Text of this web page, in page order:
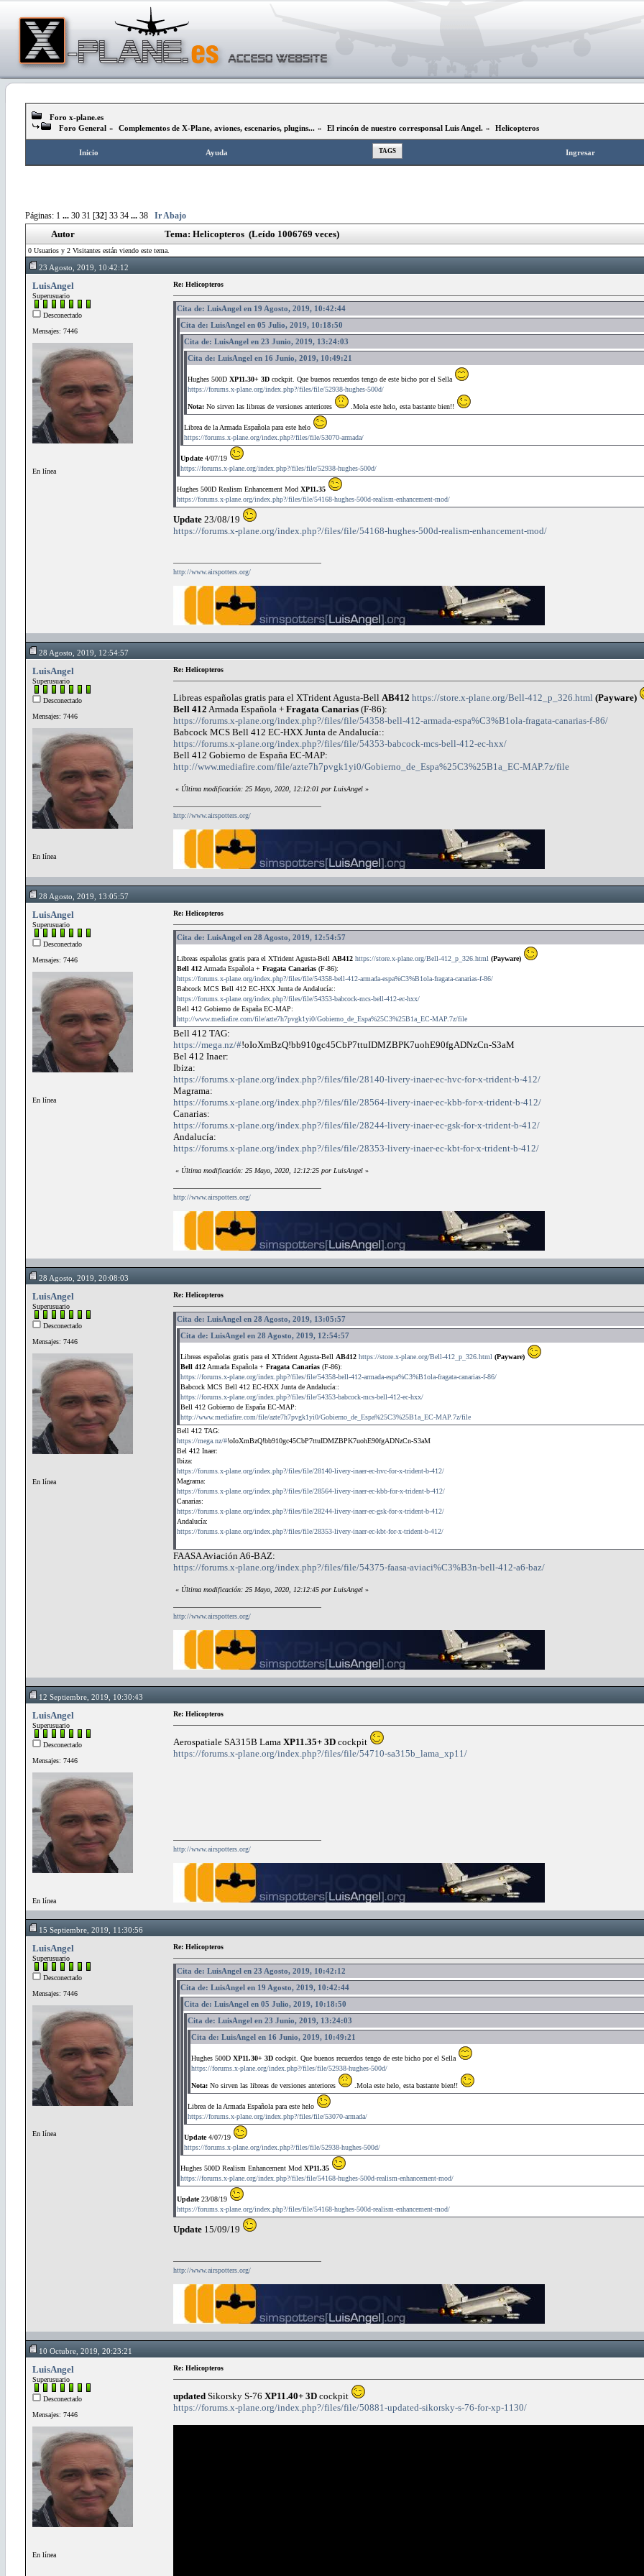
Foro x-plane.es
Foro General » Complementos de X-Plane, aviones, escenarios, plugins... » El rincón de nuestro corresponsal Luis Angel. » Helicopteros
Inicio Ayuda TAGS Ingresar
Páginas: 1 ... 30 31 [32] 33 34 ... 38 Ir Abajo
Autor Tema: Helicopteros (Leído 1006769 veces)
0 Usuarios y 2 Visitantes están viendo este tema.
23 Agosto, 2019, 10:42:12
LuisAngel
Superusuario
Desconectado
Mensajes: 7446
En línea
Re: Helicopteros
Cita de: LuisAngel en 19 Agosto, 2019, 10:42:44
Cita de: LuisAngel en 05 Julio, 2019, 10:18:50
Cita de: LuisAngel en 23 Junio, 2019, 13:24:03
Cita de: LuisAngel en 16 Junio, 2019, 10:49:21
Hughes 500D XP11.30+ 3D cockpit. Que buenos recuerdos tengo de este bicho por el Sella
https://forums.x-plane.org/index.php?/files/file/52938-hughes-500d/
Nota: No sirven las libreas de versiones anteriores .Mola este helo, esta bastante bien!!
Librea de la Armada Española para este helo
https://forums.x-plane.org/index.php?/files/file/53070-armada/
Update4/07/19
https://forums.x-plane.org/index.php?/files/file/52938-hughes-500d/
Hughes 500D Realism Enhancement Mod XP11.35
https://forums.x-plane.org/index.php?/files/file/54168-hughes-500d-realism-enhancement-mod/
Update 23/08/19
https://forums.x-plane.org/index.php?/files/file/54168-hughes-500d-realism-enhancement-mod/
http://www.airspotters.org/
28 Agosto, 2019, 12:54:57
LuisAngel
Superusuario
Desconectado
Mensajes: 7446
En línea
Re: Helicopteros
Libreas españolas gratis para el XTrident Agusta-Bell AB412 https://store.x-plane.org/Bell-412_p_326.html (Payware)
Bell 412 Armada Española + Fragata Canarias (F-86):
https://forums.x-plane.org/index.php?/files/file/54358-bell-412-armada-espa%C3%B1ola-fragata-canarias-f-86/
Babcock MCS Bell 412 EC-HXX Junta de Andalucía::
https://forums.x-plane.org/index.php?/files/file/54353-babcock-mcs-bell-412-ec-hxx/
Bell 412 Gobierno de España EC-MAP:
http://www.mediafire.com/file/azte7h7pvgk1yi0/Gobierno_de_Espa%25C3%25B1a_EC-MAP.7z/file
« Última modificación: 25 Mayo, 2020, 12:12:01 por LuisAngel »
http://www.airspotters.org/
28 Agosto, 2019, 13:05:57
LuisAngel
Superusuario
Desconectado
Mensajes: 7446
En línea
Re: Helicopteros
Cita de: LuisAngel en 28 Agosto, 2019, 12:54:57
Libreas españolas gratis para el XTrident Agusta-Bell AB412 https://store.x-plane.org/Bell-412_p_326.html (Payware)
Bell 412 Armada Española + Fragata Canarias (F-86):
https://forums.x-plane.org/index.php?/files/file/54358-bell-412-armada-espa%C3%B1ola-fragata-canarias-f-86/
Babcock MCS Bell 412 EC-HXX Junta de Andalucía::
https://forums.x-plane.org/index.php?/files/file/54353-babcock-mcs-bell-412-ec-hxx/
Bell 412 Gobierno de España EC-MAP:
http://www.mediafire.com/file/azte7h7pvgk1yi0/Gobierno_de_Espa%25C3%25B1a_EC-MAP.7z/file
Bell 412 TAG:
https://mega.nz/#!oIoXmBzQ!bb910gc45CbP7ttuIDMZBPK7uohE90fgADNzCn-S3aM
Bel 412 Inaer:
Ibiza:
https://forums.x-plane.org/index.php?/files/file/28140-livery-inaer-ec-hvc-for-x-trident-b-412/
Magrama:
https://forums.x-plane.org/index.php?/files/file/28564-livery-inaer-ec-kbb-for-x-trident-b-412/
Canarias:
https://forums.x-plane.org/index.php?/files/file/28244-livery-inaer-ec-gsk-for-x-trident-b-412/
Andalucía:
https://forums.x-plane.org/index.php?/files/file/28353-livery-inaer-ec-kbt-for-x-trident-b-412/
« Última modificación: 25 Mayo, 2020, 12:12:25 por LuisAngel »
http://www.airspotters.org/
28 Agosto, 2019, 20:08:03
LuisAngel
Superusuario
Desconectado
Mensajes: 7446
En línea
Re: Helicopteros
Cita de: LuisAngel en 28 Agosto, 2019, 13:05:57
Cita de: LuisAngel en 28 Agosto, 2019, 12:54:57
Libreas españolas gratis para el XTrident Agusta-Bell AB412 https://store.x-plane.org/Bell-412_p_326.html (Payware)
Bell 412 Armada Española + Fragata Canarias (F-86):
https://forums.x-plane.org/index.php?/files/file/54358-bell-412-armada-espa%C3%B1ola-fragata-canarias-f-86/
Babcock MCS Bell 412 EC-HXX Junta de Andalucía::
https://forums.x-plane.org/index.php?/files/file/54353-babcock-mcs-bell-412-ec-hxx/
Bell 412 Gobierno de España EC-MAP:
http://www.mediafire.com/file/azte7h7pvgk1yi0/Gobierno_de_Espa%25C3%25B1a_EC-MAP.7z/file
Bell 412 TAG:
https://mega.nz/#!oIoXmBzQ!bb910gc45CbP7ttuIDMZBPK7uohE90fgADNzCn-S3aM
Bel 412 Inaer:
Ibiza:
https://forums.x-plane.org/index.php?/files/file/28140-livery-inaer-ec-hvc-for-x-trident-b-412/
Magrama:
https://forums.x-plane.org/index.php?/files/file/28564-livery-inaer-ec-kbb-for-x-trident-b-412/
Canarias:
https://forums.x-plane.org/index.php?/files/file/28244-livery-inaer-ec-gsk-for-x-trident-b-412/
Andalucía:
https://forums.x-plane.org/index.php?/files/file/28353-livery-inaer-ec-kbt-for-x-trident-b-412/
FAASA Aviación A6-BAZ:
https://forums.x-plane.org/index.php?/files/file/54375-faasa-aviaci%C3%B3n-bell-412-a6-baz/
« Última modificación: 25 Mayo, 2020, 12:12:45 por LuisAngel »
http://www.airspotters.org/
12 Septiembre, 2019, 10:30:43
LuisAngel
Superusuario
Desconectado
Mensajes: 7446
En línea
Re: Helicopteros
Aerospatiale SA315B Lama XP11.35+ 3D cockpit
https://forums.x-plane.org/index.php?/files/file/54710-sa315b_lama_xp11/
http://www.airspotters.org/
15 Septiembre, 2019, 11:30:56
LuisAngel
Superusuario
Desconectado
Mensajes: 7446
En línea
Re: Helicopteros
Cita de: LuisAngel en 23 Agosto, 2019, 10:42:12
Cita de: LuisAngel en 19 Agosto, 2019, 10:42:44
Cita de: LuisAngel en 05 Julio, 2019, 10:18:50
Cita de: LuisAngel en 23 Junio, 2019, 13:24:03
Cita de: LuisAngel en 16 Junio, 2019, 10:49:21
Hughes 500D XP11.30+ 3D cockpit. Que buenos recuerdos tengo de este bicho por el Sella
https://forums.x-plane.org/index.php?/files/file/52938-hughes-500d/
Nota: No sirven las libreas de versiones anteriores .Mola este helo, esta bastante bien!!
Librea de la Armada Española para este helo
https://forums.x-plane.org/index.php?/files/file/53070-armada/
Update4/07/19
https://forums.x-plane.org/index.php?/files/file/52938-hughes-500d/
Hughes 500D Realism Enhancement Mod XP11.35
https://forums.x-plane.org/index.php?/files/file/54168-hughes-500d-realism-enhancement-mod/
Update23/08/19
https://forums.x-plane.org/index.php?/files/file/54168-hughes-500d-realism-enhancement-mod/
Update 15/09/19
http://www.airspotters.org/
10 Octubre, 2019, 20:23:21
LuisAngel
Superusuario
Desconectado
Mensajes: 7446
En línea
Re: Helicopteros
updated Sikorsky S-76 XP11.40+ 3D cockpit
https://forums.x-plane.org/index.php?/files/file/50881-updated-sikorsky-s-76-for-xp-1130/